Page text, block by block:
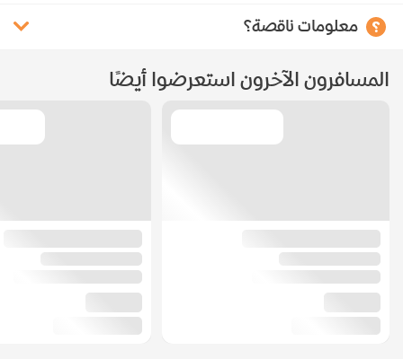
معلومات ناقصة؟
المسافرون الآخرون استعرضوا أيضًا